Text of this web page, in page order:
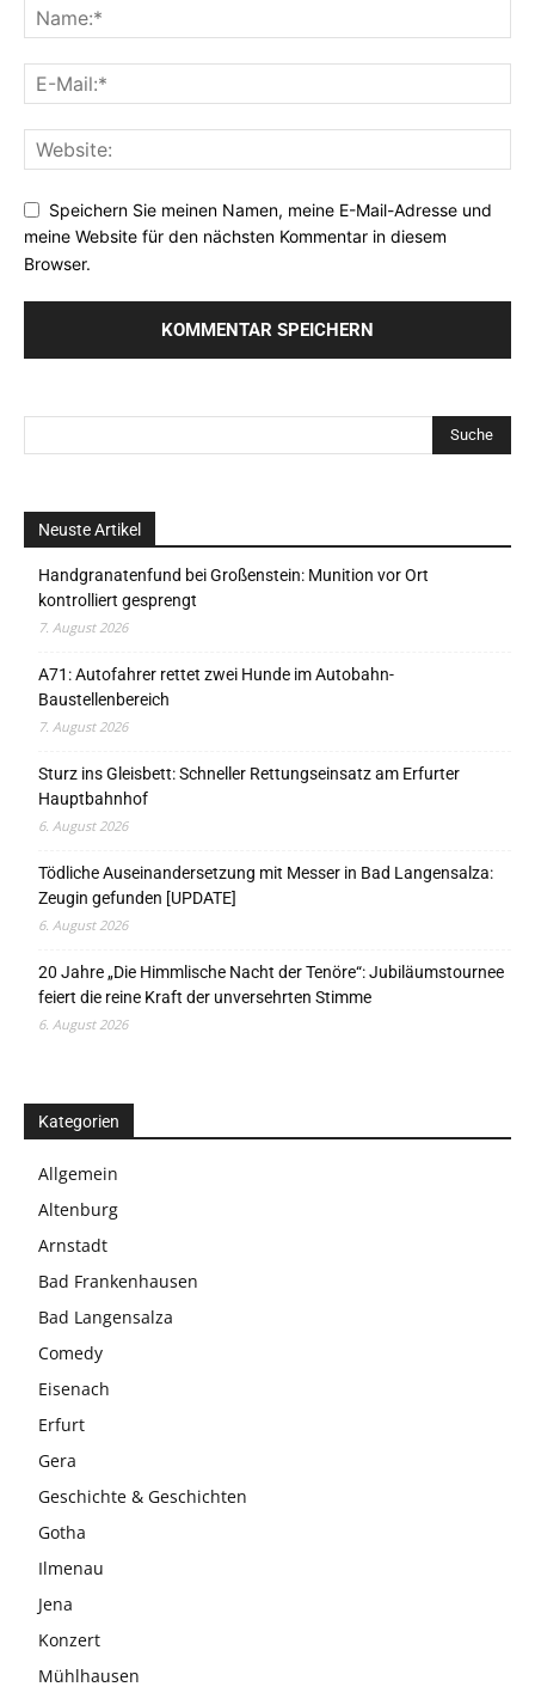
Speichern Sie meinen Namen, meine E-Mail-Adresse und
meine Website für den nächsten Kommentar in diesem
Browser.
Neuste Artikel
Handgranatenfund bei Großenstein: Munition vor Ort
kontrolliert gesprengt
7. August 2026
A71: Autofahrer rettet zwei Hunde im Autobahn-
Baustellenbereich
7. August 2026
Sturz ins Gleisbett: Schneller Rettungseinsatz am Erfurter
Hauptbahnhof
6. August 2026
Tödliche Auseinandersetzung mit Messer in Bad Langensalza:
Zeugin gefunden [UPDATE]
6. August 2026
20 Jahre „Die Himmlische Nacht der Tenöre“: Jubiläumstournee
feiert die reine Kraft der unversehrten Stimme
6. August 2026
Kategorien
Allgemein
Altenburg
Arnstadt
Bad Frankenhausen
Bad Langensalza
Comedy
Eisenach
Erfurt
Gera
Geschichte & Geschichten
Gotha
Ilmenau
Jena
Konzert
Mühlhausen